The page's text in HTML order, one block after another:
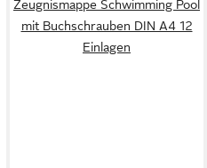
Zeugnismappe Schwimming Pool
mit Buchschrauben DIN A4 12
Einlagen